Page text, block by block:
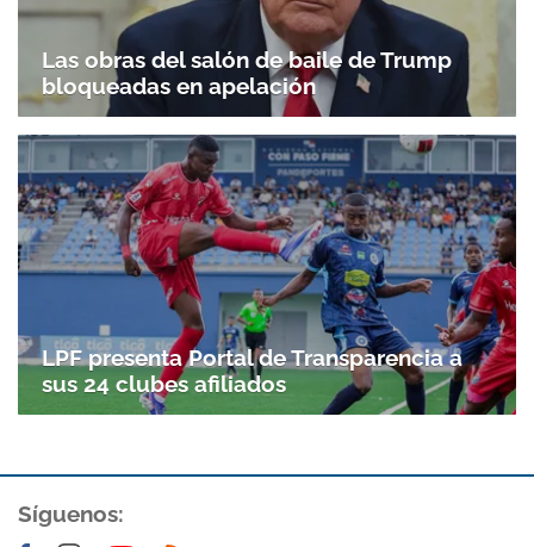
Las obras del salón de baile de Trump
bloqueadas en apelación
LPF presenta Portal de Transparencia a
sus 24 clubes afiliados
Síguenos: